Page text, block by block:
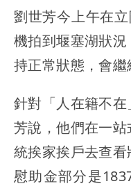
劉世芳今上午在
機拍到堰塞湖狀
持正常狀態，會繼
針對「人在籍不
芳說，他們在一
統挨家挨戶去查
慰助金部分是